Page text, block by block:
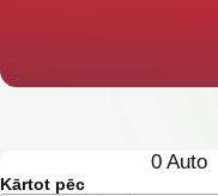
0Auto
Kārtot pēc